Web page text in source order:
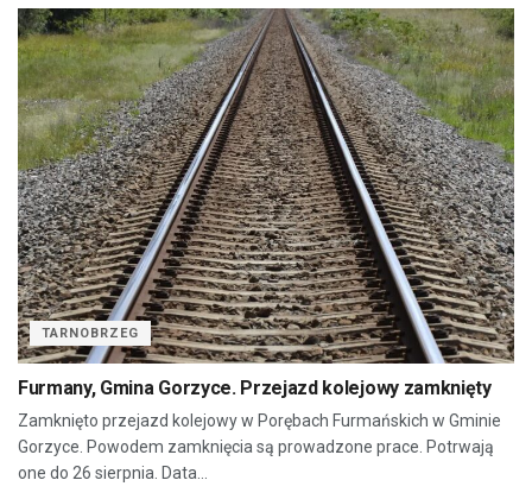
TARNOBRZEG
Furmany, Gmina Gorzyce. Przejazd kolejowy zamknięty
Zamknięto przejazd kolejowy w Porębach Furmańskich w Gminie
Gorzyce. Powodem zamknięcia są prowadzone prace. Potrwają
one do 26 sierpnia. Data...